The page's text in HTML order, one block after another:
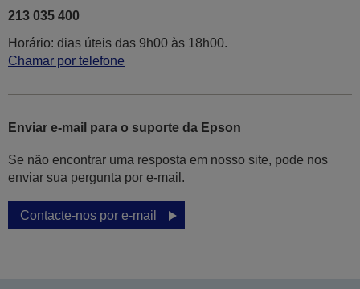
213 035 400
Horário: dias úteis das 9h00 às 18h00.
Chamar por telefone
Enviar e-mail para o suporte da Epson
Se não encontrar uma resposta em nosso site, pode nos
enviar sua pergunta por e-mail.
Contacte-nos por e-mail